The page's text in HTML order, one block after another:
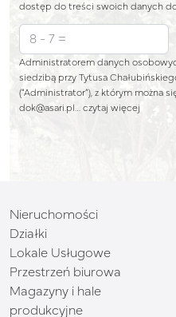
dostęp do treści swoich danych
Administratorem danych
siedzibą przy Tytusa
(“Administrator”), z którym można
dok@asari.pl… czytaj więcej
Nieruchomości
Działki
Lokale Usługowe
Przestrzeń biurowa
Magazyny i hale
produkcyjne